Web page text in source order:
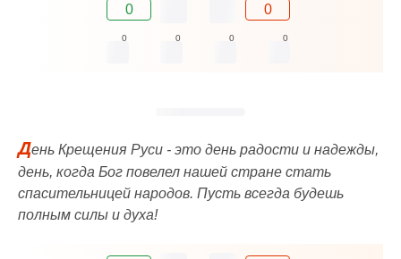
0 0
0 0 0 0
День Крещения Руси - это день радости и надежды,
день, когда Бог повелел нашей стране стать
спасительницей народов. Пусть всегда будешь
полным силы и духа!